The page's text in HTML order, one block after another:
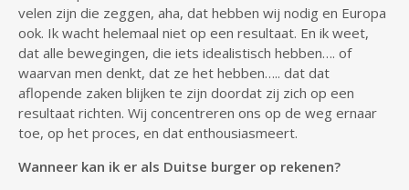
velen zijn die zeggen, aha, dat hebben wij nodig en Europa
ook. Ik wacht helemaal niet op een resultaat. En ik weet,
dat alle bewegingen, die iets idealistisch hebben…. of
waarvan men denkt, dat ze het hebben….. dat dat
aflopende zaken blijken te zijn doordat zij zich op een
resultaat richten. Wij concentreren ons op de weg ernaar
toe, op het proces, en dat enthousiasmeert.
Wanneer kan ik er als Duitse burger op rekenen?